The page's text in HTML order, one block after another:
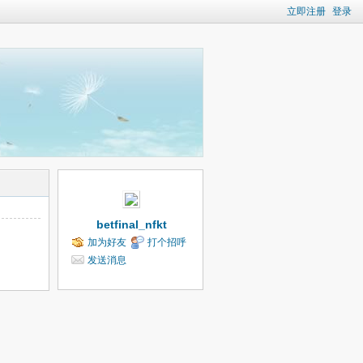
立即注册 登录
betfinal_nfkt
加为好友
打个招呼
发送消息